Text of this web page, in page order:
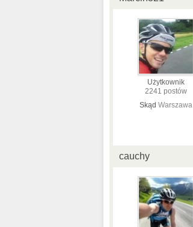
Użytkownik
2241 postów
Skąd Warszawa
cauchy